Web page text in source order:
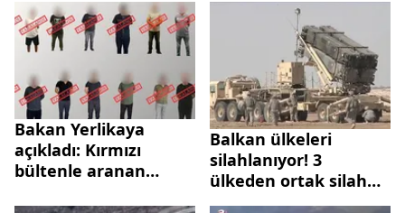
Bakan Yerlikaya
açıkladı: Kırmızı
bültenle aranan
Balkan ülkeleri
silahlanıyor! 3
ülkeden ortak silah
alımı adımı